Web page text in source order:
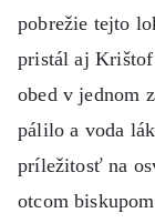
pobrežie tejto
pristál aj Krištof
obed v jednom
pálilo a voda
príležitosť na
otcom